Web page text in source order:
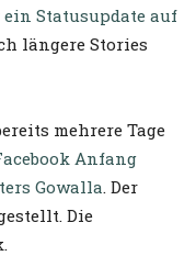
Statusupdate auf
längere Stories
mehrere Tage
Anfang
Gowalla. Der
Die